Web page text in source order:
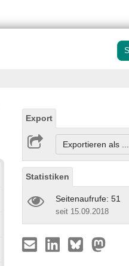
Export
Exportieren als
Statistiken
Seitenaufrufe: 51
seit 15.09.2018